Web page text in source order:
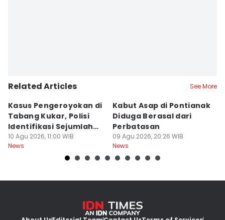
Related Articles See More
Kasus Pengeroyokan di
Tabang Kukar, Polisi
Identifikasi Sejumlah
Nama
10 Agu 2026, 11:00 WIB
News
Kabut Asap di Pontianak
Diduga Berasal dari
Perbatasan
09 Agu 2026, 20:26 WIB
News